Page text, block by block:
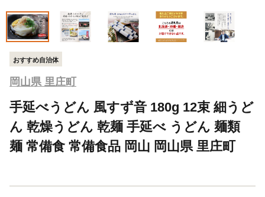
おすすめ自治体
岡山県 里庄町
手延べうどん 風すず音 180g 12束 細うど
ん 乾燥うどん 乾麺 手延べ うどん 麺類
麺 常備食 常備食品 岡山 岡山県 里庄町